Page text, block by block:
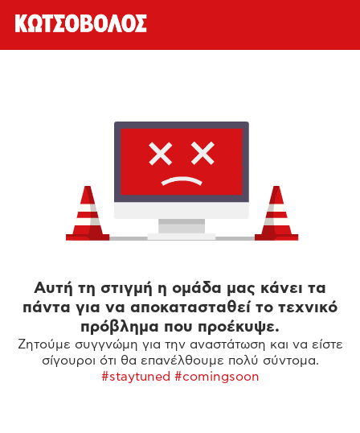
Αυτή τη στιγμή η ομάδα μας κάνει τα
πάντα για να αποκατασταθεί το τεχνικό
πρόβλημα που προέκυψε.
Ζητούμε συγγνώμη για την αναστάτωση και να είστε
σίγουροι ότι θα επανέλθουμε πολύ σύντομα.
#staytuned #comingsoon